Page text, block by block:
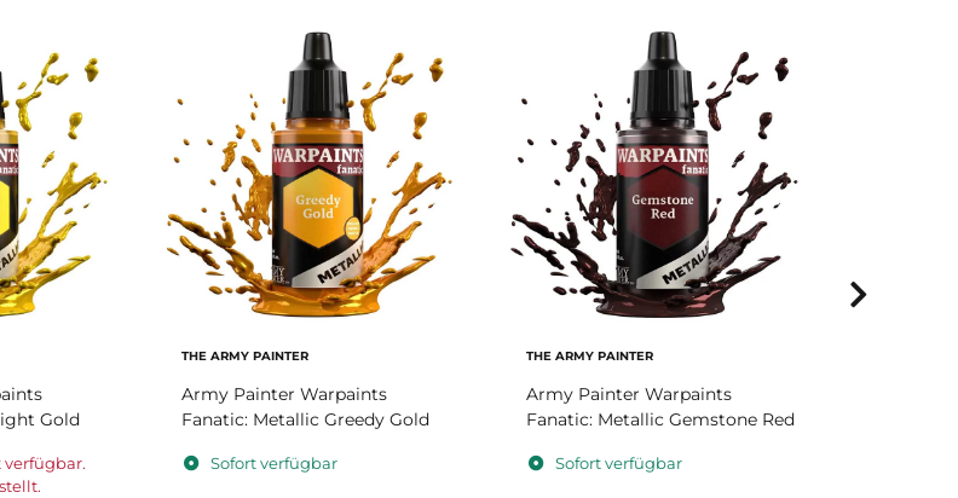
Gold
THE ARMY PAINTER
Army Painter Warpaints
Fanatic: Metallic Greedy Gold
Sofort verfügbar
THE ARMY PAINTER
Army Painter Warpaints
Fanatic: Metallic Gemstone Red
Sofort verfügbar